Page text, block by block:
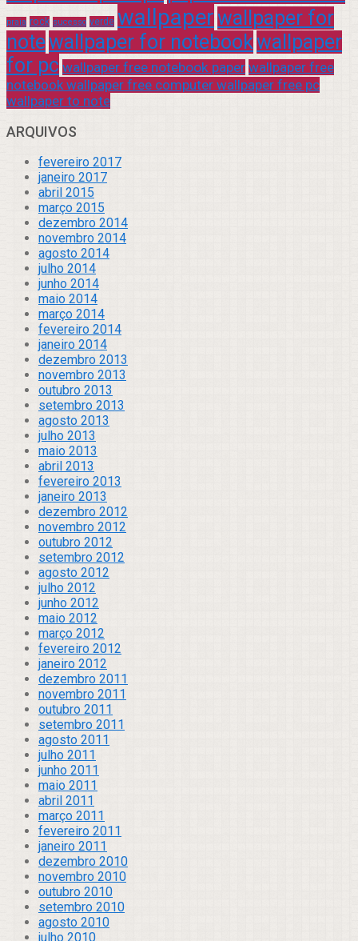
praia rock sucesso verde wallpaperwallpaper for
notewallpaper for notebookwallpaper
for pc wallpaper free notebook paper wallpaper free
notebook wallpaper free computer wallpaper free pc
wallpaper to note
ARQUIVOS
fevereiro 2017
janeiro 2017
abril 2015
março 2015
dezembro 2014
novembro 2014
agosto 2014
julho 2014
junho 2014
maio 2014
março 2014
fevereiro 2014
janeiro 2014
dezembro 2013
novembro 2013
outubro 2013
setembro 2013
agosto 2013
julho 2013
maio 2013
abril 2013
fevereiro 2013
janeiro 2013
dezembro 2012
novembro 2012
outubro 2012
setembro 2012
agosto 2012
julho 2012
junho 2012
maio 2012
março 2012
fevereiro 2012
janeiro 2012
dezembro 2011
novembro 2011
outubro 2011
setembro 2011
agosto 2011
julho 2011
junho 2011
maio 2011
abril 2011
março 2011
fevereiro 2011
janeiro 2011
dezembro 2010
novembro 2010
outubro 2010
setembro 2010
agosto 2010
julho 2010